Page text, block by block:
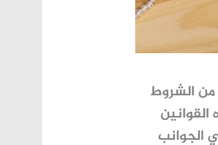
الشروط
الجوانب